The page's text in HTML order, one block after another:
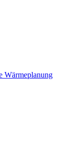
Wärmeplanung